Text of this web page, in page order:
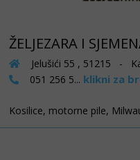
ŽELJEZARA I
Jelušići 55 , 51215 -
051 256 5... klikni za
Kosilice, motorne pile,